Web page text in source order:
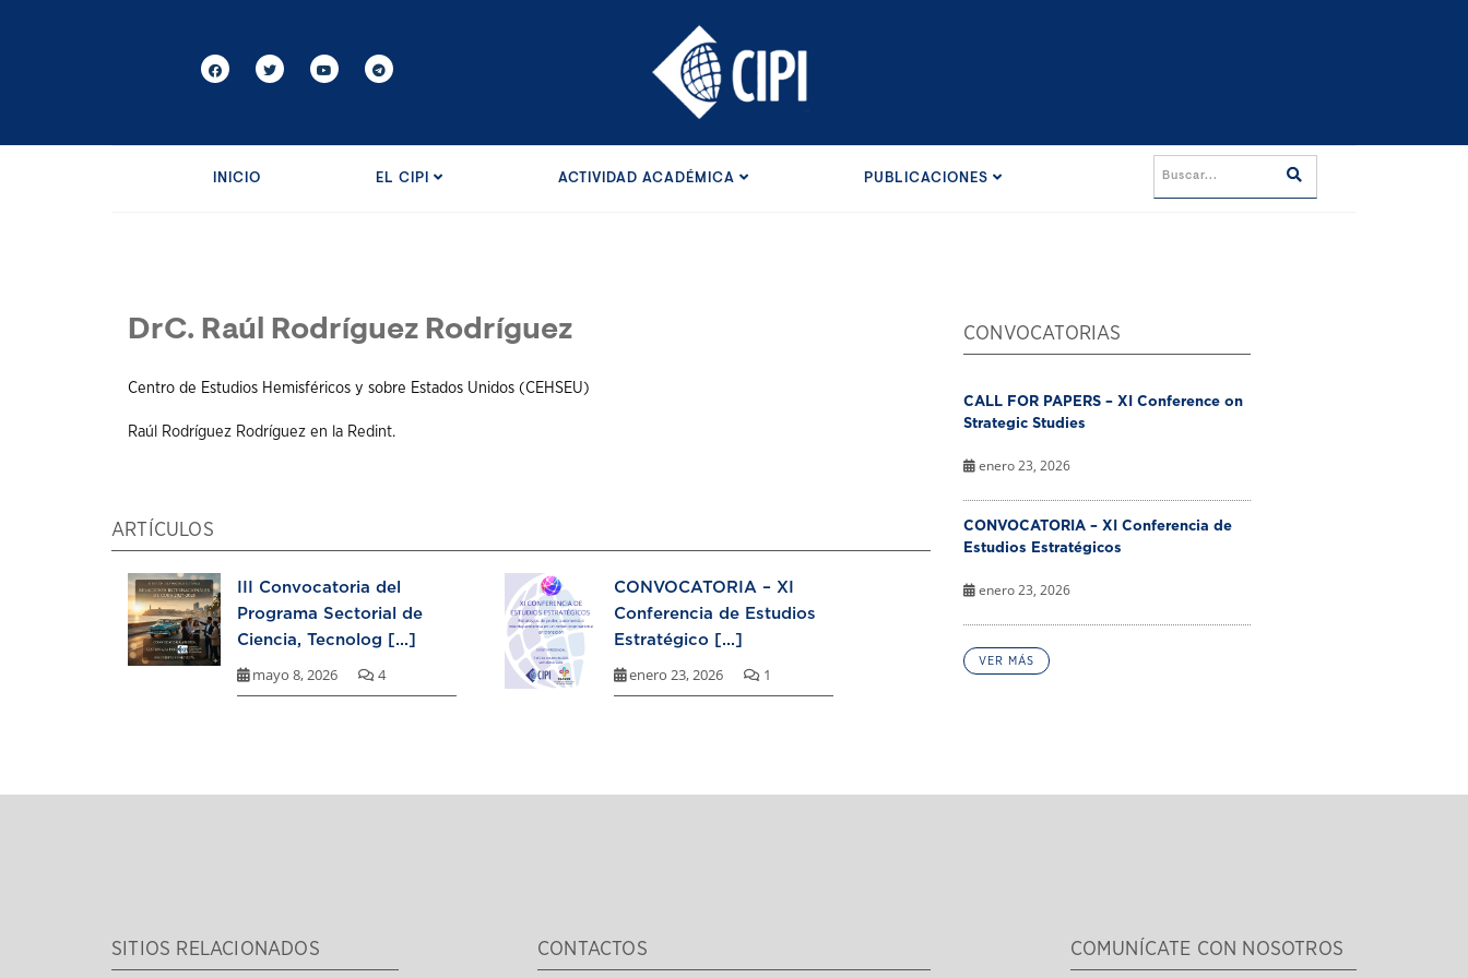
INICIO EL CIPI ACTIVIDAD ACADÉMICA PUBLICACIONES
DrC. Raúl Rodríguez Rodríguez
Centro de Estudios Hemisféricos y sobre Estados Unidos (CEHSEU)
Raúl Rodríguez Rodríguez en la Redint.
ARTÍCULOS
III Convocatoria del
Programa Sectorial de
Ciencia, Tecnolog [...]
mayo 8, 2026 4
CONVOCATORIA – XI
Conferencia de Estudios
Estratégico [...]
enero 23, 2026 1
CONVOCATORIAS
CALL FOR PAPERS – XI Conference on
Strategic Studies
enero 23, 2026
CONVOCATORIA – XI Conferencia de
Estudios Estratégicos
enero 23, 2026
VER MÁS
SITIOS RELACIONADOS CONTACTOS COMUNÍCATE CON NOSOTROS